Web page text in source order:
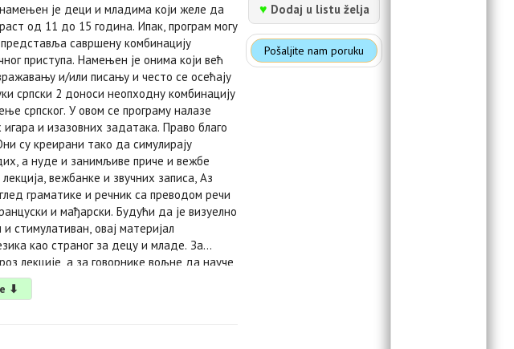
намењен је деци и младима који желе да
од 11 до 15 година. Ипак, програм могу
савршену комбинацију
приступа. Намењен је онима који већ
и/или писању и често се осећају
српски 2 доноси неопходну комбинацију
српског. У овом се програму налазе
и изазовних задатака. Право благо
су креирани тако да симулирају
а нуде и занимљиве приче и вежбе
вежбанке и звучних записа, Аз
граматике и речник са преводом речи
и мађарски. Будући да је визуелно
стимулативан, овај материјал
као страног за децу и младе. За
лекције, а за говорнике вољне да науче
за читање преиначени на ијекавицу.
⬇
♥ Dodaj u listu želja
Pošaljite nam poruku